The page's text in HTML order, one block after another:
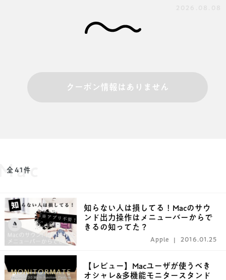
クーポン情報はありません
全41件
知らない人は損してる！Macのサウ
ンド出力操作はメニューバーからで
きるの知ってた？
Apple 2016.01.25
【レビュー】Macユーザが使うべき
オシャレ&多機能モニタースタンド